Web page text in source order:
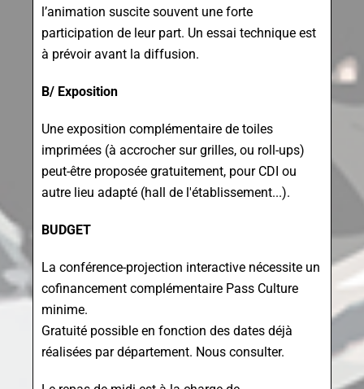
l’animation suscite souvent une forte
participation de leur part. Un essai technique est
à prévoir avant la diffusion.
B/ Exposition
Une exposition complémentaire de toiles
imprimées (à accrocher sur grilles, ou roll-ups)
peut-être proposée gratuitement, pour CDI ou
autre lieu adapté (hall de l'établissement...).
BUDGET
La conférence-projection interactive nécessite un
cofinancement complémentaire Pass Culture
minime.
Gratuité possible en fonction des dates déjà
réalisées par département. Nous consulter.